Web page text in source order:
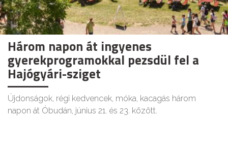
Három napon át ingyenes
gyerekprogramokkal pezsdül fel a
Hajógyári-sziget
Újdonságok, régi kedvencek, móka, kacagás három
napon át Óbudán, június 21. és 23. között.